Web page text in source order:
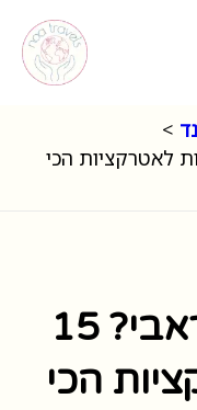
15 המלצות לאטרקציות הכי
מה לעשות בקראבי? 15
הכי